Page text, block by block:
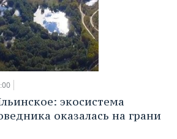
экосистема
оказалась на грани